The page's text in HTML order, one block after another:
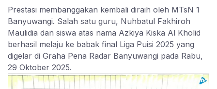
Prestasi membanggakan kembali diraih oleh MTsN 1
Banyuwangi. Salah satu guru, Nuhbatul Fakhiroh
Maulidia dan siswa atas nama Azkiya Kiska Al Kholid
berhasil melaju ke babak final Liga Puisi 2025 yang
digelar di Graha Pena Radar Banyuwangi pada Rabu,
29 Oktober 2025.